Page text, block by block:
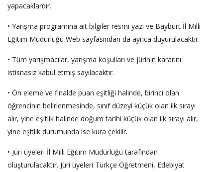
yapacaklardır.
• Yarışma programına ait bilgiler resmi yazı ve Bayburt İl Milli
Eğitim Müdürlüğü Web sayfasından da ayrıca duyurulacaktır.
• Tüm yarışmacılar, yarışma koşulları ve jürinin kararını
istisnasız kabul etmiş sayılacaktır.
• Ön eleme ve finalde puan eşitliği halinde, birinci olan
öğrencinin belirlenmesinde, sınıf düzeyi küçük olan ilk sırayı
alır, yine eşitlik halinde doğum tarihi küçük olan ilk sırayı alır,
yine eşitlik durumunda ise kura çekilir.
• Jüri üyeleri İl Milli Eğitim Müdürlüğü tarafından
oluşturulacaktır. Jüri üyeleri Türkçe Öğretmeni, Edebiyat